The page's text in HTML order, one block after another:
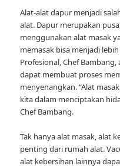
Alat-alat dapur menjadi
alat. Dapur merupakan
menggunakan alat masak
memasak bisa menjadi
Profesional, Chef
dapat membuat proses
menyenangkan. “Alat
kita dalam menciptakan
Chef Bambang.
Tak hanya alat masak, alat
penting dari rumah alat.
alat kebersihan lainnya